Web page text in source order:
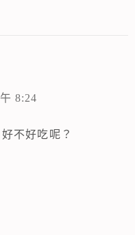
8:24
不好吃呢？